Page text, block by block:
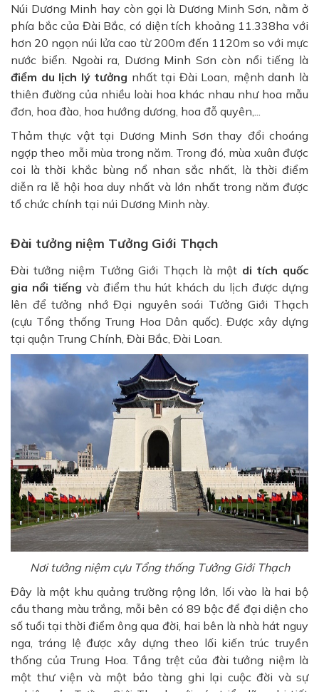
Núi Dương Minh hay còn gọi là Dương Minh Sơn, nằm ở
phía bắc của Đài Bắc, có diện tích khoảng 11.338ha với
hơn 20 ngọn núi lửa cao từ 200m đến 1120m so với mực
nước biển. Ngoài ra, Dương Minh Sơn còn nổi tiếng là
điểm du lịch lý tưởng nhất tại Đài Loan, mệnh danh là
thiên đường của nhiều loài hoa khác nhau như hoa mẫu
đơn, hoa đào, hoa hướng dương, hoa đỗ quyên,...
Thảm thực vật tại Dương Minh Sơn thay đổi choáng
ngợp theo mỗi mùa trong năm. Trong đó, mùa xuân được
coi là thời khắc bùng nổ nhan sắc nhất, là thời điểm
diễn ra lễ hội hoa duy nhất và lớn nhất trong năm được
tổ chức chính tại núi Dương Minh này.
Đài tưởng niệm Tưởng Giới Thạch
Đài tưởng niệm Tưởng Giới Thạch là một di tích quốc
gia nổi tiếng và điểm thu hút khách du lịch được dựng
lên để tưởng nhớ Đại nguyên soái Tưởng Giới Thạch
(cựu Tổng thống Trung Hoa Dân quốc). Được xây dựng
tại quận Trung Chính, Đài Bắc, Đài Loan.
Nơi tưởng niệm cựu Tổng thống Tưởng Giới Thạch
Đây là một khu quảng trường rộng lớn, lối vào là hai bộ
cầu thang màu trắng, mỗi bên có 89 bậc để đại diện cho
số tuổi tại thời điểm ông qua đời, hai bên là nhà hát nguy
nga, tráng lệ được xây dựng theo lối kiến trúc truyền
thống của Trung Hoa. Tầng trệt của đài tưởng niệm là
một thư viện và một bảo tàng ghi lại cuộc đời và sự